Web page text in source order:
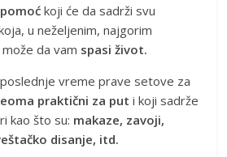
koji će da sadrži svu
u neželjenim, najgorim
da vam spasi život.
vreme prave setove za
praktični za puti koji sadrže
kao što su: makaze, zavoji,
disanje, itd.